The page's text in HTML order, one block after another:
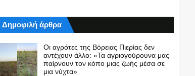
Δημοφιλή άρθρα
Οι αγρότες της Βόρειας Πιερίας δεν
αντέχουν άλλο: «Τα αγριογούρουνα μας
παίρνουν τον κόπο μιας ζωής μέσα σε
μια νύχτα»